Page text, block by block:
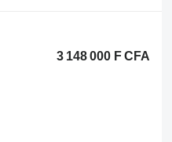
3 148 000 F CFA